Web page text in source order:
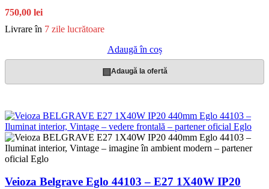
750,00 lei
Livrare în 7 zile lucrătoare
Adaugă în coș
▤Adaugă la ofertă
Veioza Belgrave Eglo 44103 – E27 1X40W IP20